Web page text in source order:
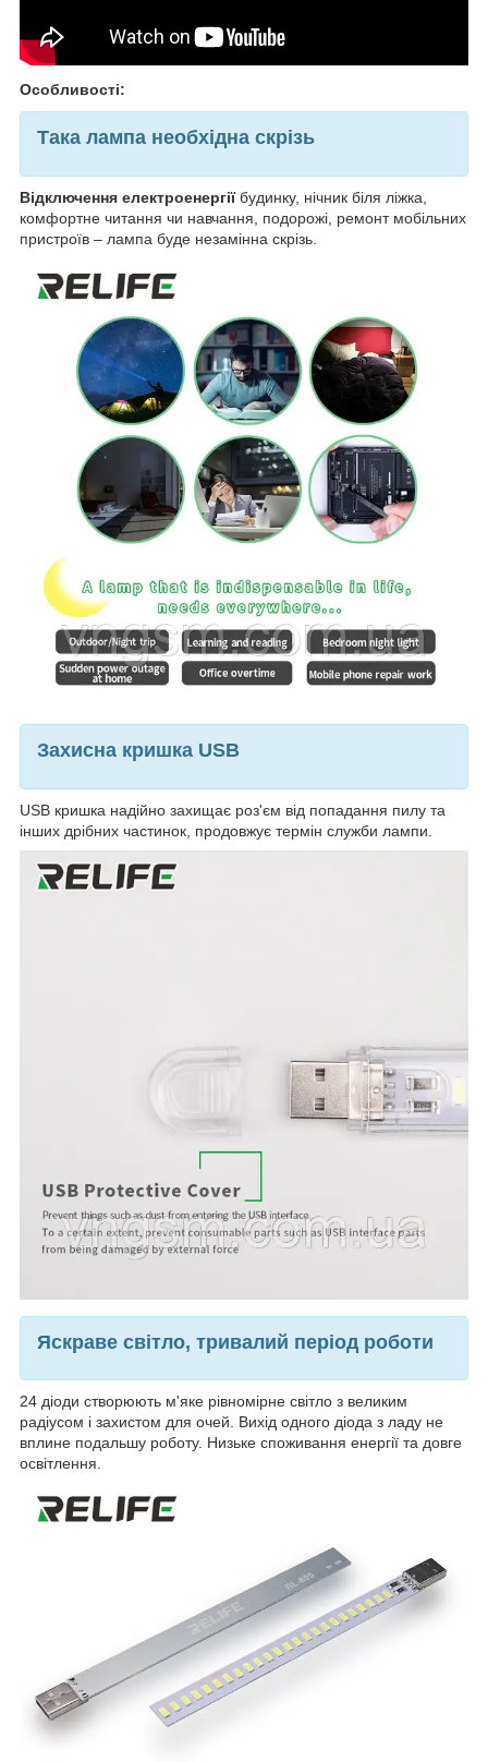
Особливості:
Така лампа необхідна скрізь
Відключення електроенергіїбудинку, нічник біля ліжка,
комфортне читання чи навчання, подорожі, ремонт мобільних
пристроїв – лампа буде незамінна скрізь.
Захисна кришка USB
USB кришка надійно захищає роз'єм від попадання пилу та
інших дрібних частинок, продовжує термін служби лампи.
Яскраве світло, тривалий період роботи
24 діоди створюють м'яке рівномірне світло з великим
радіусом і захистом для очей. Вихід одного діода з ладу не
вплине подальшу роботу. Низьке споживання енергії та довге
освітлення.